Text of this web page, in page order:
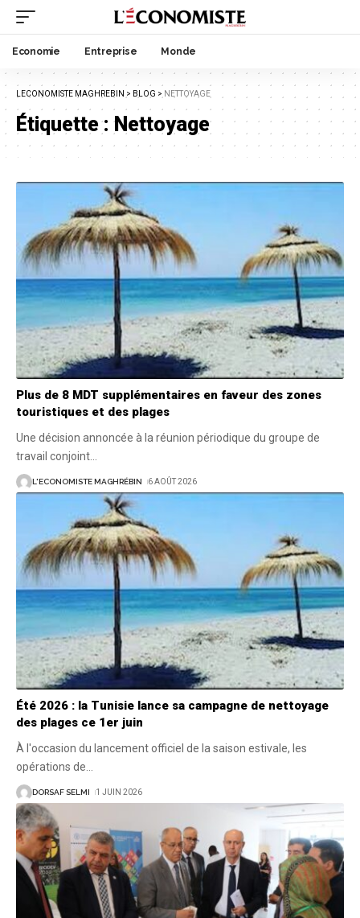
Economie Entreprise Monde
LECONOMISTE MAGHREBIN > BLOG > NETTOYAGE
Étiquette :Nettoyage
Plus de 8 MDT supplémentaires en faveur des zones
touristiques et des plages
Une décision annoncée à la réunion périodique du groupe de
travail conjoint
L'ECONOMISTE MAGHRÉBIN 6 AOÛT 2026
Été 2026 : la Tunisie lance sa campagne de nettoyage
des plages ce 1er juin
À l'occasion du lancement officiel de la saison estivale, les
opérations de
DORSAF SELMI 1 JUIN 2026